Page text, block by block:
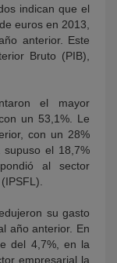
indican que el
euros en 2013,
anterior. Este
Bruto (PIB),
el mayor
un 53,1%. Le
con un 28%
supuso el 18,7%
al sector
su gasto
año anterior. En
del 4,7%, en la
empresarial la